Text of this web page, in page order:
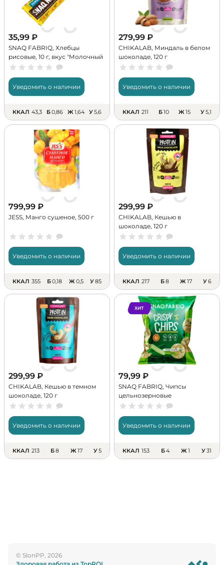
35,99 ₽
SNAQ FABRIQ, Хлебцы
рисовые, 10 г, вкус "Молочный
шоколад"
Уведомить о наличии
ККАЛ 43,3 Б0,86 Ж1,64 У5,6
279,99 ₽
CHIKALAB, Миндаль в белом
шоколаде, 120 г
Уведомить о наличии
ККАЛ 211 Б10 Ж15 У5,1
799,99 ₽
JESS, Манго сушеное, 500 г
Уведомить о наличии
ККАЛ 355 Б0,18 Ж0,5 У85
299,99 ₽
CHIKALAB, Кешью в
шоколаде, 120 г
Уведомить о наличии
ККАЛ 217 Б8 Ж17 У6
299,99 ₽
CHIKALAB, Кешью в темном
шоколаде, 120 г
Уведомить о наличии
ККАЛ 213 Б8 Ж17 У5
ХИТ
79,99 ₽
SNAQ FABRIQ, Чипсы
цельнозерновые
протеиновые, 50 г
Уведомить о наличии
ККАЛ 153 Б4 Ж1 У31
© SlonPP, 2026